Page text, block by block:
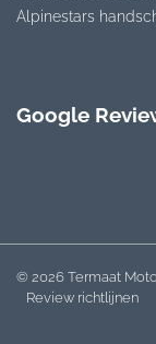
Alpinestars
Google
© 2026 Termaat
Review richtlijnen